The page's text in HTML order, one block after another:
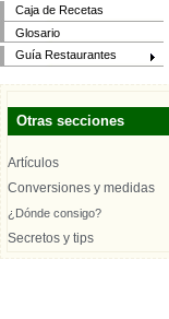
Caja de Recetas
Glosario
Guía Restaurantes
Otras secciones
Artículos
Conversiones y medidas
¿Dónde consigo?
Secretos y tips